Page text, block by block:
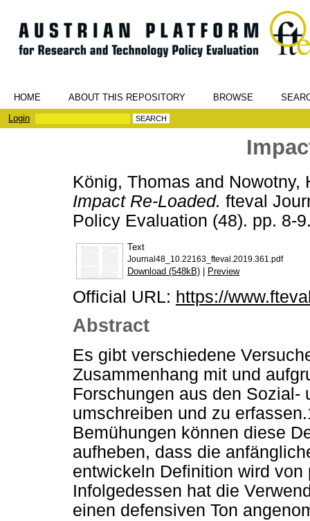
HOME ABOUT THIS REPOSITORY BROWSE
Login
König, Thomas and Nowotny,
Impact Re-Loaded. fteval
Policy Evaluation (48). pp. 8-
Text
Journal48_10.22163_fteval.2019.361.pdf
Download (548kB) | Preview
Official URL: https://
Abstract
Es gibt verschiedene
Zusammenhang mit und
Forschungen aus den
umschreiben und zu
Bemühungen können diese
aufheben, dass die
entwickeln Definition wird
Infolgedessen hat die
einen defensiven Ton